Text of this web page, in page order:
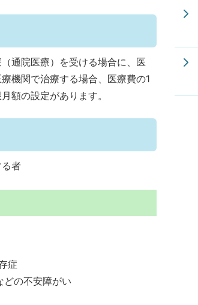
通院医療）を受ける場合に、医
機関で治療する場合、医療費の1
額の設定があります。
者
症
どの不安障がい